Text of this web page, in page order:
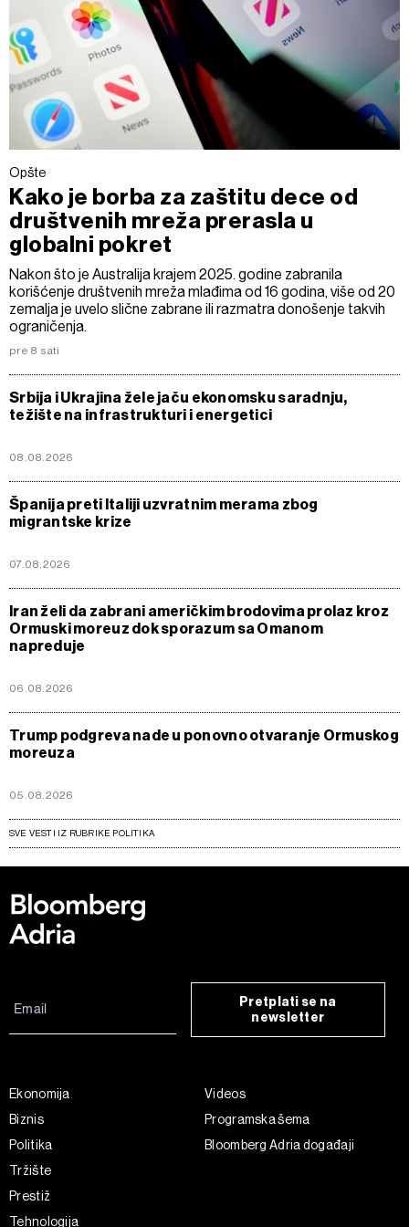
Opšte
Kako je borba za zaštitu dece od
društvenih mreža prerasla u
globalni pokret
Nakon što je Australija krajem 2025. godine zabranila
korišćenje društvenih mreža mlađima od 16 godina, više od 20
zemalja je uvelo slične zabrane ili razmatra donošenje takvih
ograničenja.
pre 8 sati
Srbija i Ukrajina žele jaču ekonomsku saradnju,
težište na infrastrukturi i energetici
08.08.2026
Španija preti Italiji uzvratnim merama zbog
migrantske krize
07.08.2026
Iran želi da zabrani američkim brodovima prolaz kroz
Ormuski moreuz dok sporazum sa Omanom
napreduje
06.08.2026
Trump podgreva nade u ponovno otvaranje Ormuskog
moreuza
05.08.2026
SVE VESTI IZ RUBRIKE POLITIKA
Pretplati se na
newsletter
Ekonomija
Biznis
Politika
Tržište
Prestiž
Tehnologija
Videos
Programska šema
Bloomberg Adria događaji